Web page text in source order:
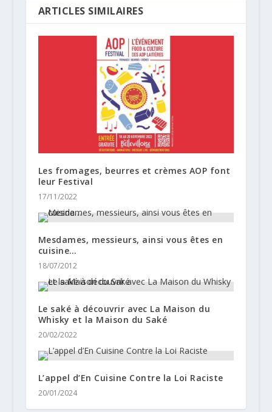
ARTICLES SIMILAIRES
Les fromages, beurres et crèmes AOP font
leur Festival
17/11/2022
Mesdames, messieurs, ainsi vous êtes en
cuisine…
18/07/2012
Le saké à découvrir avec La Maison du
Whisky et la Maison du Saké
20/02/2022
L’appel d’En Cuisine Contre la Loi Raciste
20/01/2024